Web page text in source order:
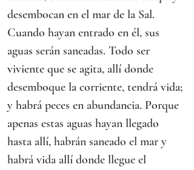
desembocan en el mar de la Sal.
Cuando hayan entrado en él, sus
aguas serán saneadas. Todo ser
viviente que se agita, allí donde
desemboque la corriente, tendrá vida;
y habrá peces en abundancia. Porque
apenas estas aguas hayan llegado
hasta allí, habrán saneado el mar y
habrá vida allí donde llegue el